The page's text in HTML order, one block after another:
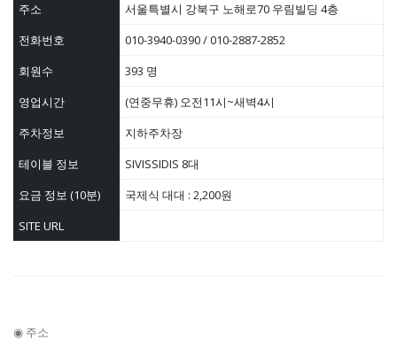
주소
서울특별시 강북구 노해로70 우림빌딩 4층
전화번호
010-3940-0390 / 010-2887-2852
회원수
393 명
영업시간
(연중무휴) 오전11시~새벽4시
주차정보
지하주차장
테이블 정보
SIVISSIDIS 8대
요금 정보 (10분)
국제식 대대 : 2,200원
SITE URL
◉ 주소